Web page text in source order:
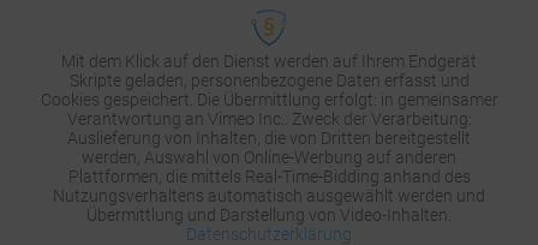
Mit dem Klick auf den Dienst werden auf Ihrem Endgerät
Skripte geladen, personenbezogene Daten erfasst und
Cookies gespeichert. Die Übermittlung erfolgt: in gemeinsamer
Verantwortung an Vimeo Inc.. Zweck der Verarbeitung:
Auslieferung von Inhalten, die von Dritten bereitgestellt
werden, Auswahl von Online-Werbung auf anderen
Plattformen, die mittels Real-Time-Bidding anhand des
Nutzungsverhaltens automatisch ausgewählt werden und
Übermittlung und Darstellung von Video-Inhalten.
Datenschutzerklärung